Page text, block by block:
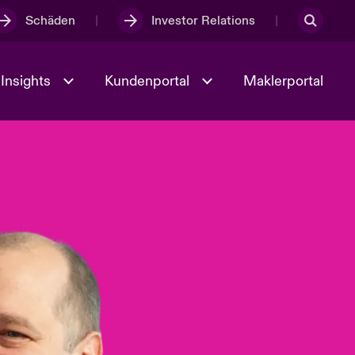
Schäden Investor Relations
Kundenportal Maklerportal